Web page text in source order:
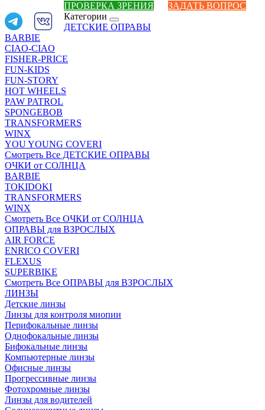
ПРОВЕРКА ЗРЕНИЯ
ЗАДАТЬ ВОПРОС
Категории
ДЕТСКИЕ ОПРАВЫ
BARBIE
CIAO-CIAO
FISHER-PRICE
FUN-KIDS
FUN-STORY
HOT WHEELS
PAW PATROL
SPONGEBOB
TRANSFORMERS
WINX
YOU YOUNG COVERI
Смотреть Все ДЕТСКИЕ ОПРАВЫ
ОЧКИ от СОЛНЦА
BARBIE
TOKIDOKI
TRANSFORMERS
WINX
Смотреть Все ОЧКИ от СОЛНЦА
ОПРАВЫ для ВЗРОСЛЫХ
AIR FORCE
ENRICO COVERI
FLEXUS
SUPERBIKE
Смотреть Все ОПРАВЫ для ВЗРОСЛЫХ
ЛИНЗЫ
Детские линзы
Линзы для контроля миопии
Перифокальные линзы
Однофокальные линзы
Бифокальные линзы
Компьютерные линзы
Офисные линзы
Прогрессивные линзы
Фотохромные линзы
Линзы для водителей